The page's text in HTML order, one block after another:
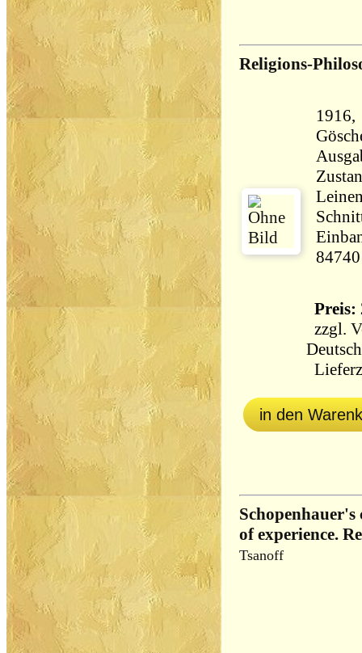
Religions-
84740
Preis:
zzgl.
in den
of experience.
Tsanoff